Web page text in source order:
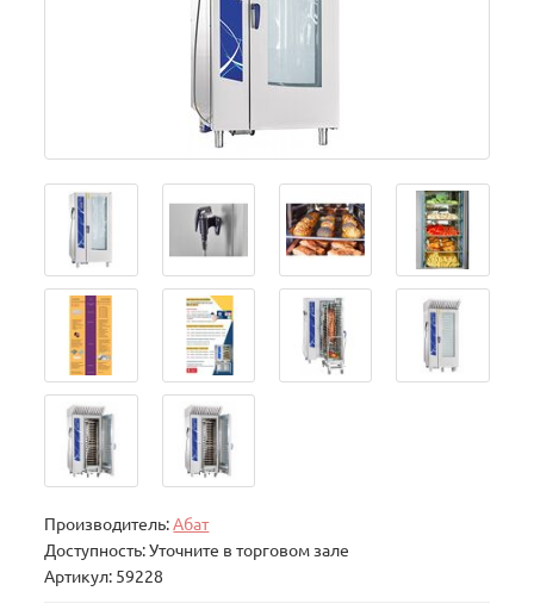
Производитель:Абат
Доступность: Уточните в торговом зале
Артикул: 59228